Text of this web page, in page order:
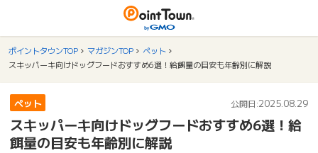
ポイントタウンTOP マガジンTOP
ペット
スキッパーキ向けドッグフードおすすめ6選！給餌量の目安も年齢別に解説
ペット 公開日:2025.08.29
スキッパーキ向けドッグフードおすすめ6選！給
餌量の目安も年齢別に解説